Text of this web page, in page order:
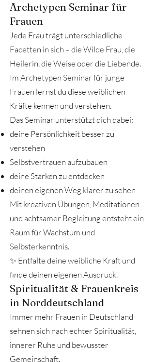
Archetypen Seminar für
Frauen
Jede Frau trägt unterschiedliche
Facetten in sich – die Wilde Frau, die
Heilerin, die Weise oder die Liebende.
Im Archetypen Seminar für junge
Frauen lernst du diese weiblichen
Kräfte kennen und verstehen.
Das Seminar unterstützt dich dabei:
deine Persönlichkeit besser zu
verstehen
Selbstvertrauen aufzubauen
deine Stärken zu entdecken
deinen eigenen Weg klarer zu sehen
Mit kreativen Übungen, Meditationen
und achtsamer Begleitung entsteht ein
Raum für Wachstum und
Selbsterkenntnis.
✨ Entfalte deine weibliche Kraft und
finde deinen eigenen Ausdruck.
Spiritualität & Frauenkreis
in Norddeutschland
Immer mehr Frauen in Deutschland
sehnen sich nach echter Spiritualität,
innerer Ruhe und bewusster
Gemeinschaft.